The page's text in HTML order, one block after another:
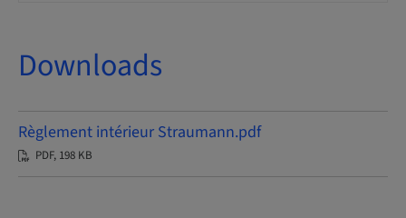
Downloads
Règlement intérieur Straumann.pdf
PDF, 198 KB